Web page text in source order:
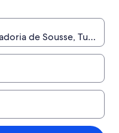
mais num local